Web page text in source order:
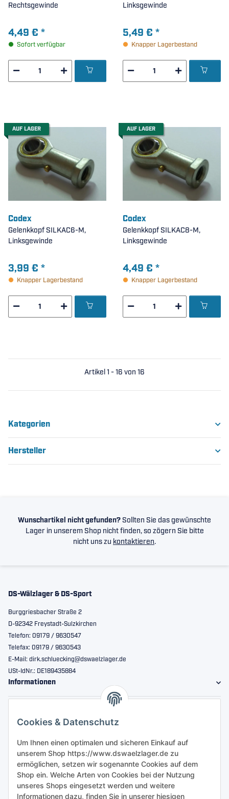
Cookies & Datenschutz
Um Ihnen einen optimalen und sicheren Einkauf auf
unserem Shop https://www.dswaelzlager.de zu
ermöglichen, setzen wir sogenannte Cookies auf dem
Shop ein. Welche Arten von Cookies bei der Nutzung
unseres Shops eingesetzt werden und weitere
Informationen dazu, finden Sie in unserer hiesigen
Rechtsgewinde
4,49 € *
Sofort verfügbar
Linksgewinde
5,49 € *
Knapper Lagerbestand
AUF LAGER
Codex
Gelenkkopf SILKAC6-M,
Linksgewinde
3,99 € *
Knapper Lagerbestand
AUF LAGER
Codex
Gelenkkopf SILKAC8-M,
Linksgewinde
4,49 € *
Knapper Lagerbestand
Artikel 1 - 16 von 16
Kategorien
Hersteller
Wunschartikel nicht gefunden? Sollten Sie das gewünschte
Lager in unserem Shop nicht finden, so zögern Sie bitte
nicht uns zu kontaktieren.
DS-Wälzlager & DS-Sport
Burggriesbacher Straße 2
D-92342 Freystadt-Sulzkirchen
Telefon: 09179 / 9630547
Telefax: 09179 / 9630543
E-Mail: dirk.schluecking@dswaelzlager.de
USt-IdNr.: DE189435884
Informationen